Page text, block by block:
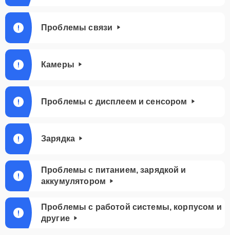
Проблемы связи
Камеры
Проблемы с дисплеем и сенсором
Зарядка
Проблемы с питанием, зарядкой и
аккумулятором
Проблемы с работой системы, корпусом и
другие